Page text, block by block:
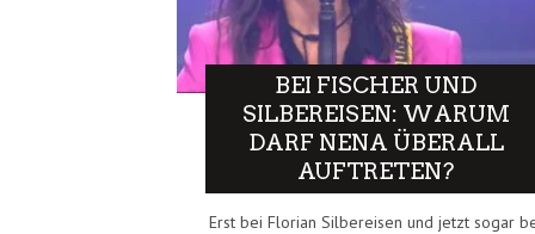
BEI FISCHER UND
SILBEREISEN: WARUM
DARF NENA ÜBERALL
AUFTRETEN?
Erst bei Florian Silbereisen und jetzt sogar